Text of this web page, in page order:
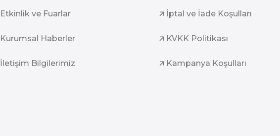
Etkinlik ve Fuarlar
Kurumsal Haberler
İletişim Bilgilerimiz
İptal ve İade Koşulları
KVKK Politikası
Kampanya Koşulları